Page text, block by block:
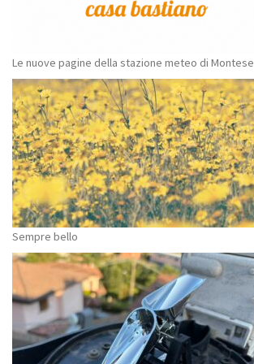
Le nuove pagine della stazione meteo di Montese
Sempre bello